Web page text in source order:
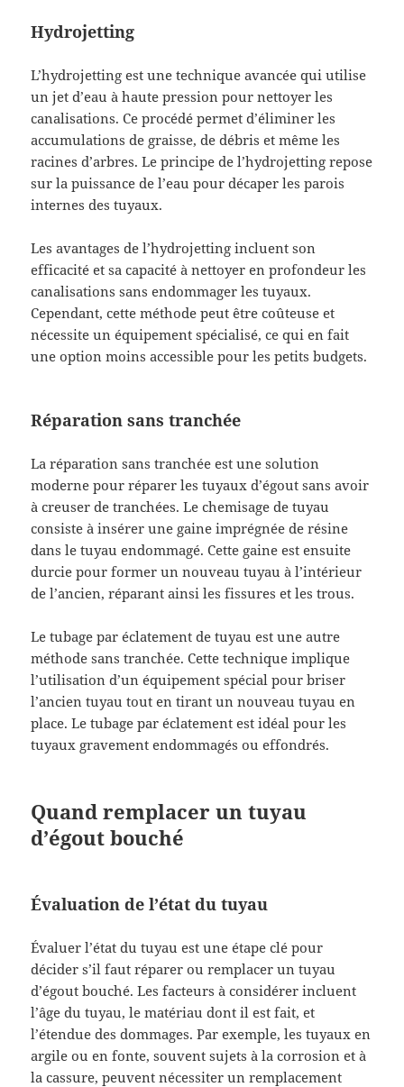
Hydrojetting
L’hydrojetting est une technique avancée qui utilise
un jet d’eau à haute pression pour nettoyer les
canalisations. Ce procédé permet d’éliminer les
accumulations de graisse, de débris et même les
racines d’arbres. Le principe de l’hydrojetting repose
sur la puissance de l’eau pour décaper les parois
internes des tuyaux.
Les avantages de l’hydrojetting incluent son
efficacité et sa capacité à nettoyer en profondeur les
canalisations sans endommager les tuyaux.
Cependant, cette méthode peut être coûteuse et
nécessite un équipement spécialisé, ce qui en fait
une option moins accessible pour les petits budgets.
Réparation sans tranchée
La réparation sans tranchée est une solution
moderne pour réparer les tuyaux d’égout sans avoir
à creuser de tranchées. Le chemisage de tuyau
consiste à insérer une gaine imprégnée de résine
dans le tuyau endommagé. Cette gaine est ensuite
durcie pour former un nouveau tuyau à l’intérieur
de l’ancien, réparant ainsi les fissures et les trous.
Le tubage par éclatement de tuyau est une autre
méthode sans tranchée. Cette technique implique
l’utilisation d’un équipement spécial pour briser
l’ancien tuyau tout en tirant un nouveau tuyau en
place. Le tubage par éclatement est idéal pour les
tuyaux gravement endommagés ou effondrés.
Quand remplacer un tuyau
d’égout bouché
Évaluation de l’état du tuyau
Évaluer l’état du tuyau est une étape clé pour
décider s’il faut réparer ou remplacer un tuyau
d’égout bouché. Les facteurs à considérer incluent
l’âge du tuyau, le matériau dont il est fait, et
l’étendue des dommages. Par exemple, les tuyaux en
argile ou en fonte, souvent sujets à la corrosion et à
la cassure, peuvent nécessiter un remplacement